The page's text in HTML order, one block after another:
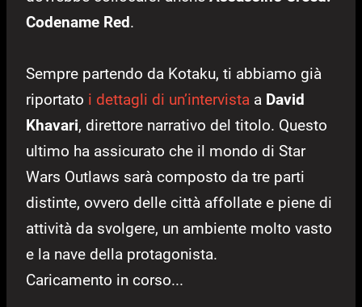
Codename Red.
Sempre partendo da Kotaku, ti abbiamo già
riportato i dettagli di un’intervista a David
Khavari, direttore narrativo del titolo. Questo
ultimo ha assicurato che il mondo di Star
Wars Outlaws sarà composto da tre parti
distinte, ovvero delle città affollate e piene di
attività da svolgere, un ambiente molto vasto
e la nave della protagonista.
Caricamento in corso...